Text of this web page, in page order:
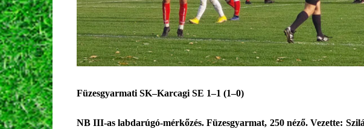
Füzesgyarmati SK–Karcagi SE 1–1 (1–0)
NB III-as labdarúgó-mérkőzés. Füzesgyarmat, 250 néző. Vezette: